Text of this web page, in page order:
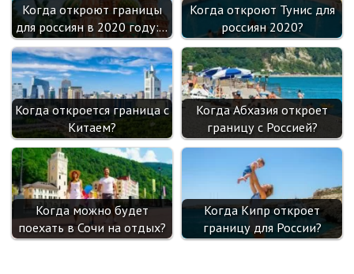
Когда откроют границы
для россиян в 2020 году:…
Когда откроют Тунис для
россиян 2020?
Когда откроется граница с
Китаем?
Когда Абхазия откроет
границу с Россией?
Когда можно будет
поехать в Сочи на отдых?
Когда Кипр откроет
границу для России?